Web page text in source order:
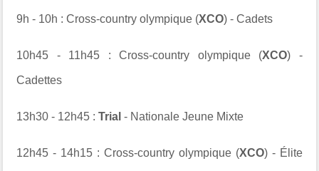
9h - 10h : Cross-country olympique (XCO) - Cadets
10h45 - 11h45 : Cross-country olympique (XCO) -
Cadettes
13h30 - 12h45 :Trial - Nationale Jeune Mixte
12h45 - 14h15 : Cross-country olympique (XCO) - Élite